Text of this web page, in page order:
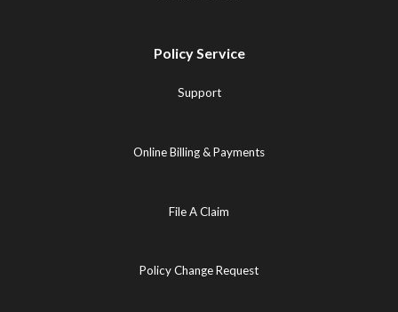
Policy Service
Support
Online Billing & Payments
File A Claim
Policy Change Request